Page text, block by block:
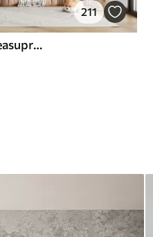
211
Baloane cu aer cald plutind deasupra munților în tonuri pastelate neutre și moi